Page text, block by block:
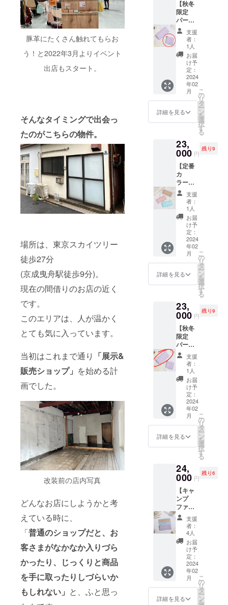
豚革にたくさん触れてもらお
う！と2022年3月よりイベント
出店もスタート。
そんなタイミングで出会っ
たのがこちらの物件。
場所は、東京スカイツリー
徒歩27分
(京成曳舟駅徒歩9分)。
現在の間借りのお店の近く
です。
このエリアは、人が温かく
とても気に入っています。
当初はこれまで通り 「展示&
販売ショップ」 を始める計
画でした。
改装前の店内写真
どんなお店にしようかと考
えている時に、
「普通のショップだと、お
客さまがなかなか入りづら
かったり、じっくりと商品
を手に取ったりしづらいか
もしれない」 と、ふと思っ
が好評
のピッ
グレ
ザーを
使用し
ていま
す。 ②
革小物
では使
えない
部分の
革を、
となく
有効活
す。 ③
無駄な
く使う
ため
に、強
度には
影響の
ない傷
やシワ
も使用
してい
ます。
④長く
使って
いただ
に、
ピッグ
を2枚張
り合わ
せて
作って
いま
す。 日
頃扱い
に困っ
てしま
うケー
ブル
類。 グ
ルグル
と巻き
つけて
おくの
も方法
の一つ
です
た目の
印象が
今ひと
つ。 そ
んな時
に是非
活用し
て頂き
たい、
お洒落
で便利
なコー
ドク
リップ
をご用
意いた
しまし
ス Saiの
ピッグ
レザー
入門に
ピッタ
リな商
品で
す。 柔
らかく
てつい
つい
触って
ます。
■素材
レザー
■仕様
収納枚
数2〜3
枚 縦
5.5×横
10×厚さ
約2cm
用した
商品で
す。 傷
やシワ
を個性
とし
て、愛
着を
持って
可愛
がって
いただ
けると
嬉しい
■縫わな
易小銭
入れ Sai
のピッ
グレ
ザー入
門に
ピッタ
リな商
品で
す。 柔
らかく
てつい
つい
触って
しまい
■素材
本体：
■仕様
縦7×横
8.5×厚
さ約
1.5cm
2月以降
にお届
け予定)
※各色限
定10個
での納
期とな
りま
す。 ※
各色10
個以上
の支援
が入っ
た場
商品の
追加を
検討し
ていま
す。 ※
強度に
問題の
ない、
傷やシ
ワを使
用した
商品で
す。 傷
やシワ
を個性
とし
て、愛
がって
いただ
けると
嬉しい
です。
■このサ
イズ
に、
すっき
り収ま
る。
「収納
力とコ
ンパク
トさ」
して創
られ
スナー
タイプ
の財
布。
ファス
ナーを
開く
と、小
銭入れ
と2つの
スペー
ス。 シ
ンプル
なつく
りです
幣・小
【秋冬
限定
パープ
ル】墨
田区産
ピッグ
レザー
ミニ
ウォ
レット
(画像右
側) 小売
価格
税込
16,000
円
2月以降
にお届
け予定)
※写真2
枚目
は、
パープ
ルでは
なく仕
様イ
メージ
です。
※限定10
個での
納期と
なりま
す。
※10個以
入った
場合、
納期が
遅れて
の商品
の追加
を検討
してい
ます。
※強度に
問題の
ない、
傷やシ
ワを使
用した
商品で
す。 傷
て、愛
着を
持って
可愛
がって
いただ
けると
嬉しい
です。
■このサ
イズ
に、
すっき
り収ま
る。
力とコ
支援
者：
1人
お届
け予
定：
2024
年02
月
詳細を見る
こ
の
リ
タ
ー
ン
を
選
択
す
る
23,
000 円
残り9
【定番
カ
ラー】
墨田区
産ピッ
グレ
ザーロ
ング
ウォ
レット
ルー、
ピン
ク、
ベー
ジュ) 小
格 税
込
23,000
円
(2024年
2月以降
にお届
け予定)
※各色限
定10個
での納
期とな
りま
す。 ※
各色10
個以上
の支援
期が遅
れての
商品の
追加を
検討し
ていま
す。 ※
強度に
問題の
ない、
傷やシ
ワを使
用した
商品で
す。 傷
やシワ
を個性
支援
者：
1人
お届
け予
定：
2024
年02
月
詳細を見る
こ
の
リ
タ
ー
ン
を
選
択
す
る
23,
000 円
残り9
【秋冬
限定
パープ
ル】墨
田区産
ピッグ
レザー
ロング
ウォ
レット
(画像左
側) 小売
価格
税込
23,000
円
2月以降
にお届
け予定)
※写真2
枚目は
仕様イ
メージ
で、色
はパー
プルに
なりま
す。 ※
各色限
定10個
での納
期とな
りま
支援
者：
1人
お届
け予
定：
2024
年02
月
詳細を見る
こ
の
リ
タ
ー
ン
を
選
択
す
る
24,
000 円
残り6
【キャ
ンプ
ファイ
ヤー限
定】墨
田区産
ピッグ
レザー
マルチ
カラー
ロング
ウォ
レット
小売価
支援
者：
4人
お届
け予
定：
2024
年02
月
詳細を見る
こ
の
リ
タ
ー
ン
を